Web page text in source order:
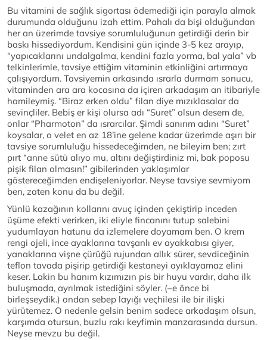
Bu vitamini de sağlık sigortası ödemediği için parayla almak
durumunda olduğunu izah ettim. Pahalı da bişi olduğundan
her an üzerimde tavsiye sorumluluğunun getirdiği derin bir
baskı hissediyordum. Kendisini gün içinde 3-5 kez arayıp,
“yapıcaklarını undalgalma, kendini fazla yorma, bal yala” vb
telkinlerimle, tavsiye ettiğim vitaminin etkinliğini artırmaya
çalışıyordum. Tavsiyemin arkasında ısrarla durmam sonucu,
vitaminden ara ara kocasına da içiren arkadaşım an itibariyle
hamileymiş. “Biraz erken oldu” filan diye mızıklasalar da
sevinçliler. Bebiş er kişi olursa adı “Suret” olsun desem de,
onlar “Pharmoton” da ısrarcılar. Şimdi sanırım adını “Suret”
koysalar, o velet en az 18’ine gelene kadar üzerimde aşırı bir
tavsiye sorumluluğu hissedeceğimden, ne bileyim ben; zırt
pırt “anne sütü alıyo mu, altını değiştirdiniz mi, bak poposu
pişik filan olmasın!” gibilerinden yaklaşımlar
göstereceğimden endişeleniyorlar. Neyse tavsiye sevmiyom
ben, zaten konu da bu değil.
Yünlü kazağının kollarını avuç içinden çekiştirip inceden
üşüme efekti verirken, iki eliyle fincanını tutup salebini
yudumlayan hatunu da izlemelere doyamam ben. O krem
rengi ojeli, ince ayaklarına tavşanlı ev ayakkabısı giyer,
yanaklarına vişne çürüğü rujundan allık sürer, sevdiceğinin
teflon tavada pişirip getirdiği kestaneyi ayıklayamaz elini
keser. Lakin bu hanım kızımızın pis bir huyu vardır, daha ilk
buluşmada, ayrılmak istediğini söyler. (–e önce bi
birleşseydik.) ondan sebep layığı veçhilesi ile bir ilişki
yürütemez. O nedenle gelsin benim sadece arkadaşım olsun,
karşımda otursun, buzlu rakı keyfimin manzarasında dursun.
Neyse mevzu bu değil.